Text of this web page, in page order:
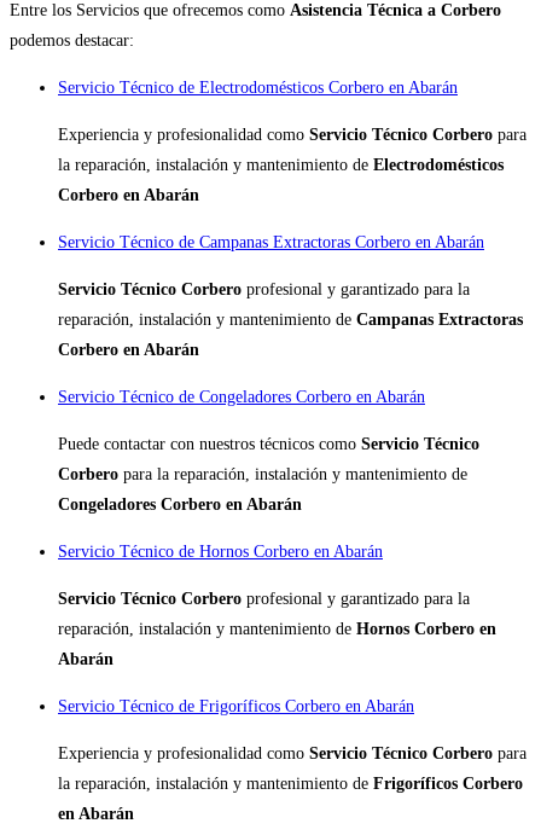
Entre los Servicios que ofrecemos como Asistencia Técnica a Corbero
podemos destacar:
Servicio Técnico de Electrodomésticos Corbero en Abarán
Experiencia y profesionalidad como Servicio Técnico Corbero para
la reparación, instalación y mantenimiento de Electrodomésticos
Corbero en Abarán
Servicio Técnico de Campanas Extractoras Corbero en Abarán
Servicio Técnico Corbero profesional y garantizado para la
reparación, instalación y mantenimiento de Campanas Extractoras
Corbero en Abarán
Servicio Técnico de Congeladores Corbero en Abarán
Puede contactar con nuestros técnicos como Servicio Técnico
Corbero para la reparación, instalación y mantenimiento de
Congeladores Corbero en Abarán
Servicio Técnico de Hornos Corbero en Abarán
Servicio Técnico Corbero profesional y garantizado para la
reparación, instalación y mantenimiento de Hornos Corbero en
Abarán
Servicio Técnico de Frigoríficos Corbero en Abarán
Experiencia y profesionalidad como Servicio Técnico Corbero para
la reparación, instalación y mantenimiento de Frigoríficos Corbero
en Abarán